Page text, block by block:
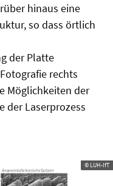
hinaus eine
so dass örtlich
der Platte
rechts
Möglichkeiten der
der Laserprozess
© LUH-IfT